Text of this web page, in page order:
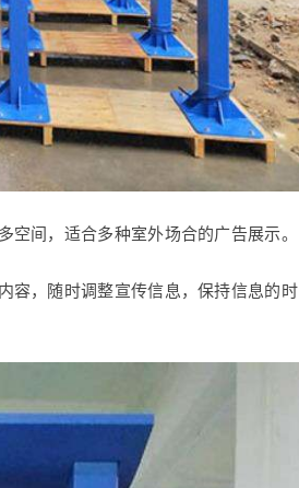
空间，适合多种室外场合的广告展示。
容，随时调整宣传信息，保持信息的时